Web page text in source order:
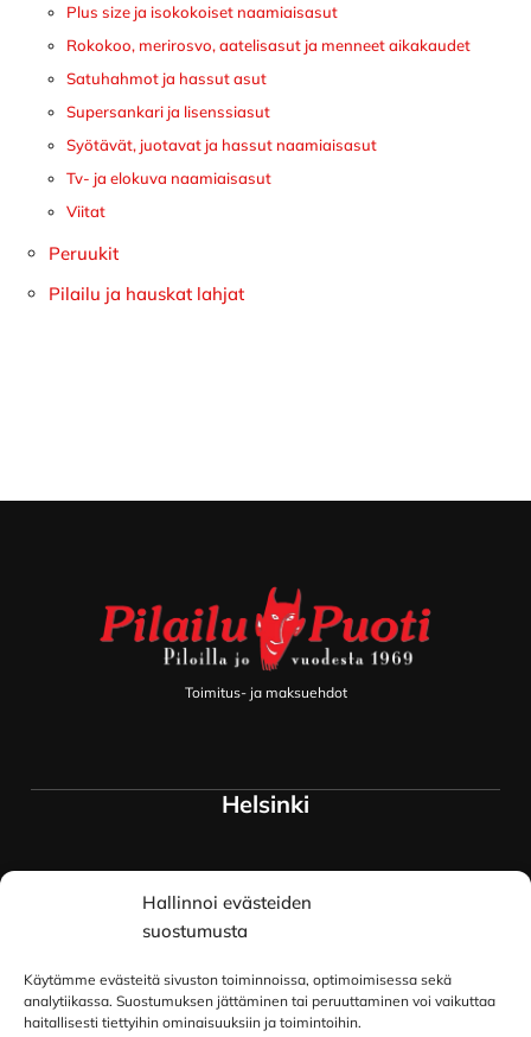
Hallinnoi evästeiden
suostumusta
Käytämme evästeitä sivuston toiminnoissa, optimoimisessa sekä
analytiikassa. Suostumuksen jättäminen tai peruuttaminen voi vaikuttaa
haitallisesti tiettyihin ominaisuuksiin ja toimintoihin.
Plus size ja isokokoiset naamiaisasut
Rokokoo, merirosvo, aatelisasut ja menneet aikakaudet
Satuhahmot ja hassut asut
Supersankari ja lisenssiasut
Syötävät, juotavat ja hassut naamiaisasut
Tv- ja elokuva naamiaisasut
Viitat
Peruukit
Pilailu ja hauskat lahjat
Toimitus- ja maksuehdot
Helsinki
Siltavuorenranta 18
00170 Helsinki
Oulu